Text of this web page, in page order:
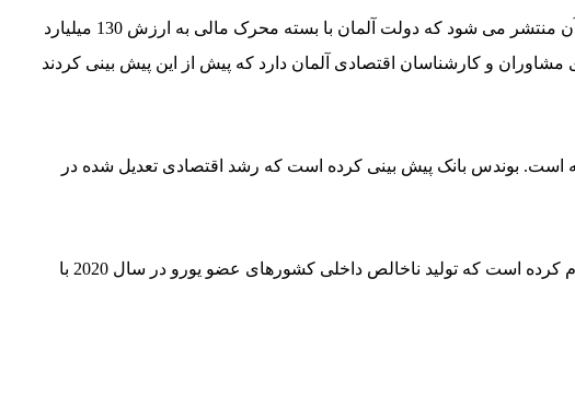
بر اساس این گزارش بزرگترین اقتصاد منطقه یورو امسال با افت 7.1 درصدی مواجه خواهد شد. این آمارها چند روز پس از آن منتشر می شود که دولت آلمان با بسته محرک مالی به ارزش 130 میلیارد
و کارشناسان اقتصادی آلمان دارد که پیش از این پیش بینی کردند
است. بوندس بانک پیش بینی کرده است که رشد اقتصادی تعدیل شده در
این در شرایطی است که بانک مرکزی اروپا پیش بینی خود درباره رشد تولید ناخالص داخلی منطقه یورو را کاهش داده و اعلام کرده است که تولید ناخالص داخلی کشورهای عضو یورو در سال 2020 با